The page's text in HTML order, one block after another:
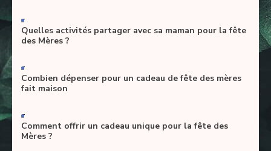
-
Quelles activités partager avec sa maman pour la fête
des Mères ?
-
Combien dépenser pour un cadeau de fête des mères
fait maison
-
Comment offrir un cadeau unique pour la fête des
Mères ?